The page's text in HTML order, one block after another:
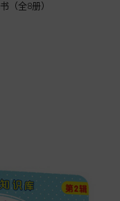
（全8册）